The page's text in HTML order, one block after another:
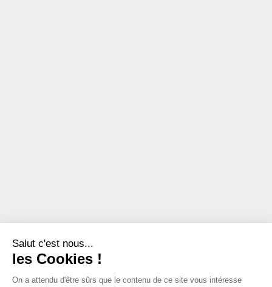
Salut c'est nous...
les Cookies !
On a attendu d'être sûrs que le contenu de ce site vous intéresse